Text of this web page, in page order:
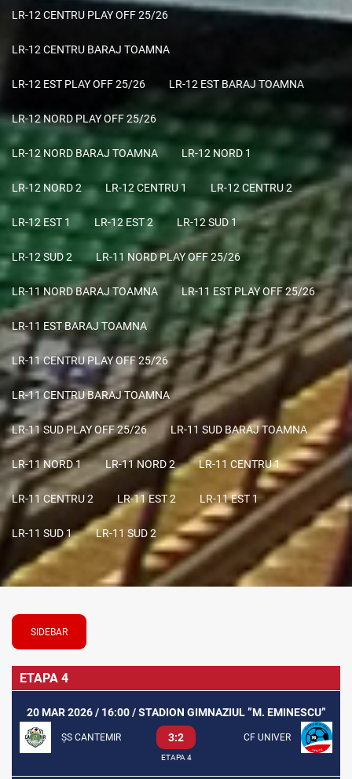
LR-12 CENTRU PLAY OFF 25/26
LR-12 CENTRU BARAJ TOAMNA
LR-12 EST PLAY OFF 25/26 LR-12 EST BARAJ TOAMNA
LR-12 NORD PLAY OFF 25/26
LR-12 NORD BARAJ TOAMNA LR-12 NORD 1
LR-12 NORD 2 LR-12 CENTRU 1 LR-12 CENTRU 2
LR-12 EST 1 LR-12 EST 2 LR-12 SUD 1
LR-12 SUD 2 LR-11 NORD PLAY OFF 25/26
LR-11 NORD BARAJ TOAMNA LR-11 EST PLAY OFF 25/26
LR-11 EST BARAJ TOAMNA
LR-11 CENTRU PLAY OFF 25/26
LR-11 CENTRU BARAJ TOAMNA
LR-11 SUD PLAY OFF 25/26 LR-11 SUD BARAJ TOAMNA
LR-11 NORD 1 LR-11 NORD 2 LR-11 CENTRU 1
LR-11 CENTRU 2 LR-11 EST 2 LR-11 EST 1
LR-11 SUD 1 LR-11 SUD 2
SIDEBAR
ETAPA 4
20 MAR 2026 / 16:00 / STADION GIMNAZIUL ”M. EMINESCU”
ȘS CANTEMIR 3:2 CF UNIVER
ETAPA 4